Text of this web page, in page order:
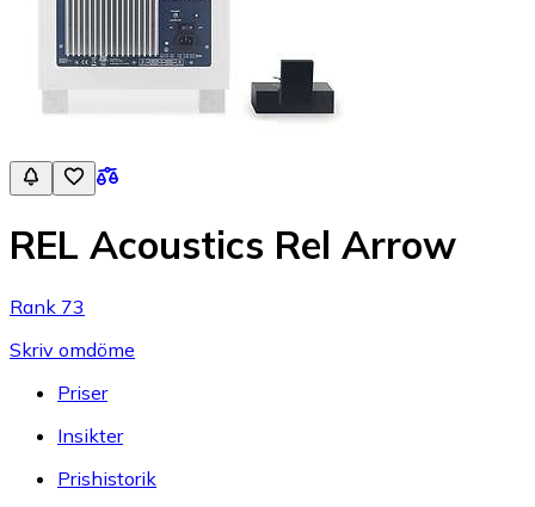
REL Acoustics Rel Arrow
Rank 73
Skriv omdöme
Priser
Insikter
Prishistorik